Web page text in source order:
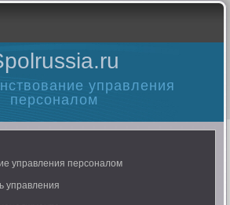
управления
персоналом
управления персоналом
управления